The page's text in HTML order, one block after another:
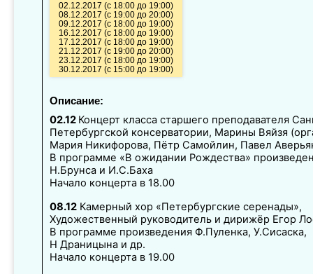
02.12.2017 (с 18:00 до 19:00)
08.12.2017 (с 19:00 до 20:00)
09.12.2017 (с 18:00 до 19:00)
16.12.2017 (с 18:00 до 19:00)
17.12.2017 (с 18:00 до 19:00)
21.12.2017 (с 19:00 до 20:00)
23.12.2017 (с 18:00 до 19:00)
30.12.2017 (с 15:00 до 19:00)
Описание:
02.12 Концерт класса старшего преподавателя
Петербургской консерватории, Марины Вяйзя
Мария Никифорова, Пётр Самойлин, Павел
В программе «В ожидании Рождества»
Н.Брунса и И.С.Баха
Начало концерта в 18.00
08.12 Камерный хор «Петербургские серенады»,
Художественный руководитель и дирижёр Егор
В программе произведения Ф.Пуленка, У.Сисаска,
Н Драницына и др.
Начало концерта в 19.00